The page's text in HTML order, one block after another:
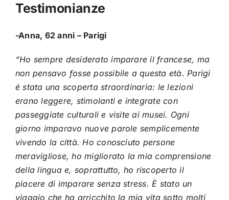
Testimonianze
-Anna, 62 anni – Parigi
“Ho sempre desiderato imparare il francese, ma
non pensavo fosse possibile a questa età. Parigi
è stata una scoperta straordinaria: le lezioni
erano leggere, stimolanti e integrate con
passeggiate culturali e visite ai musei. Ogni
giorno imparavo nuove parole semplicemente
vivendo la città. Ho conosciuto persone
meravigliose, ho migliorato la mia comprensione
della lingua e, soprattutto, ho riscoperto il
piacere di imparare senza stress. È stato un
viaggio che ha arricchito la mia vita sotto molti